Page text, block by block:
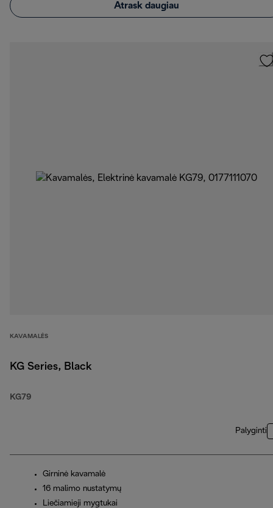
Atrask daugiau
KAVAMALĖS
KG Series, Black
KG79
Palyginti
Girninė kavamalė
16 malimo nustatymų
Liečiamieji mygtukai